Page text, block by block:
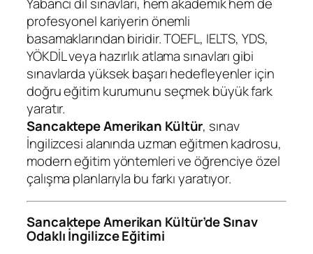
profesyonel kariyerin önemli
basamaklarından biridir. TOEFL, IELTS, YDS,
YÖKDİL veya hazırlık atlama sınavları gibi
sınavlarda yüksek başarı hedefleyenler için
doğru eğitim kurumunu seçmek büyük fark
yaratır.
Sancaktepe Amerikan Kültür, sınav
İngilizcesi alanında uzman eğitmen kadrosu,
modern eğitim yöntemleri ve öğrenciye özel
çalışma planlarıyla bu farkı yaratıyor.
Sancaktepe Amerikan Kültür’de Sınav
Odaklı İngilizce Eğitimi